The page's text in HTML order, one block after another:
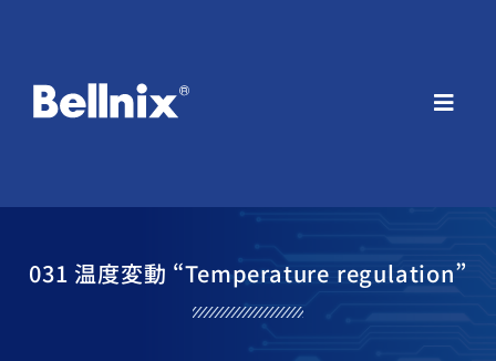
031 温度変動 “Temperature regulation”